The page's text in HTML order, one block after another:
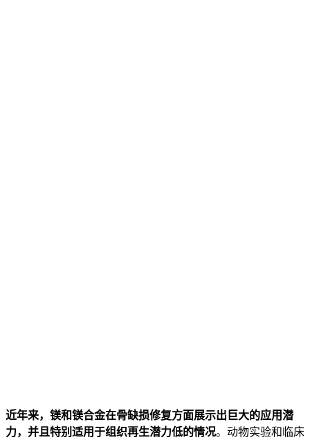
近年来，镁和镁合金在骨缺损修复方面展示出巨大的应用潜
力，并且特别适用于组织再生潜力低的情况。动物实验和临床